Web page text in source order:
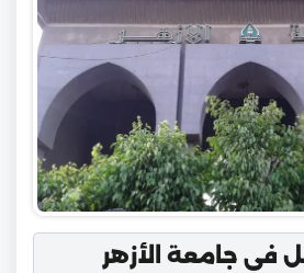
في جامعة الأزهر